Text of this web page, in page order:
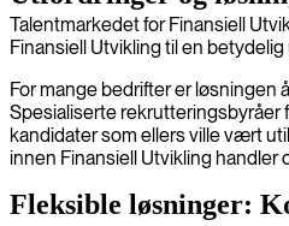
Talentmarkedet for Finansiell
Finansiell Utvikling til en
For mange bedrifter er løsningen
Spesialiserte rekrutteringsbyråer
kandidater som ellers ville vært
innen Finansiell Utvikling handler
Fleksible løsninger: